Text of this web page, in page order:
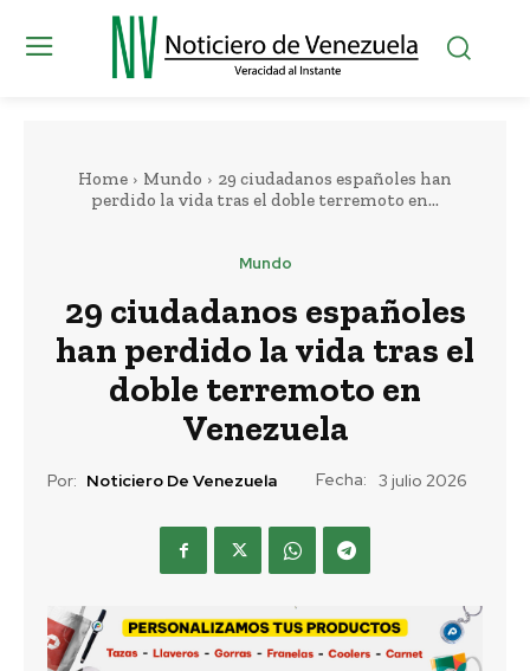
Home Mundo
29 ciudadanos españoles han
perdido la vida tras el doble terremoto en...
Mundo
29 ciudadanos españoles
han perdido la vida tras el
doble terremoto en
Venezuela
Por: Noticiero De Venezuela Fecha: 3 julio 2026